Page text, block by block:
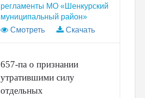
регламенты МО «Шенкурский
муниципальный район»
Смотреть
Скачать
657-па о признании
утратившими силу
отдельных